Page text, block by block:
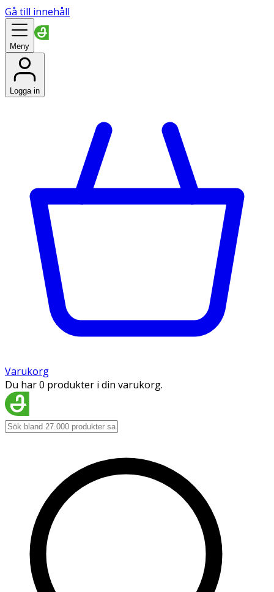
Gå till innehåll
Meny
Logga in
Varukorg
Du har 0 produkter i din varukorg.